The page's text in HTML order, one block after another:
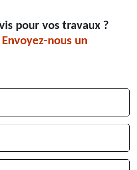
pour vos travaux ?
Envoyez-nous un